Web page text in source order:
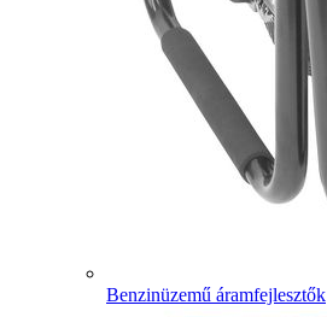
Benzinüzemű áramfejlesztők